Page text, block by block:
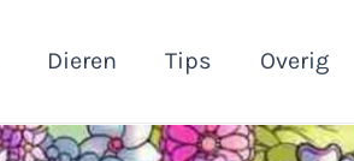
Dieren Tips Overig